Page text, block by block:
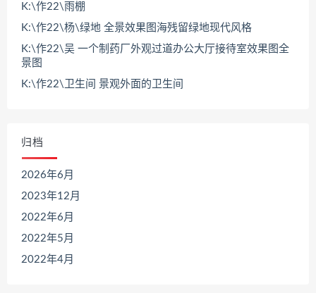
K:\作22\雨棚
K:\作22\杨\绿地 全景效果图海残留绿地现代风格
K:\作22\吴 一个制药厂外观过道办公大厅接待室效果图全
景图
K:\作22\卫生间 景观外面的卫生间
归档
2026年6月
2023年12月
2022年6月
2022年5月
2022年4月